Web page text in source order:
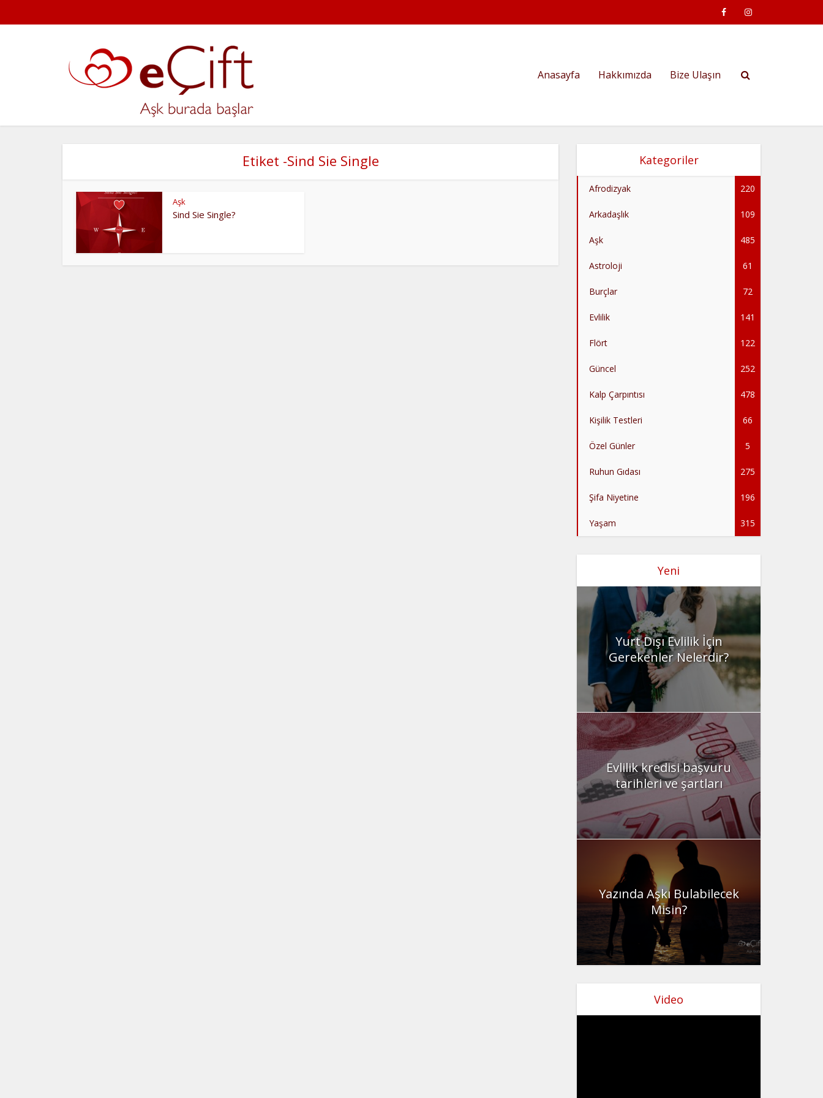
Anasayfa Hakkımızda Bize Ulaşın
Etiket -Sind Sie Single
Aşk
Sind Sie Single?
Kategoriler
Afrodizyak 220
Arkadaşlık 109
Aşk 485
Astroloji 61
Burçlar 72
Evlilik 141
Flört 122
Güncel 252
Kalp Çarpıntısı 478
Kişilik Testleri 66
Özel Günler 5
Ruhun Gıdası 275
Şifa Niyetine 196
Yaşam 315
Yeni
Yurt Dışı Evlilik İçin
Gerekenler Nelerdir?
Evlilik kredisi başvuru
tarihleri ve şartları
Yazında Aşkı Bulabilecek
Misin?
Video